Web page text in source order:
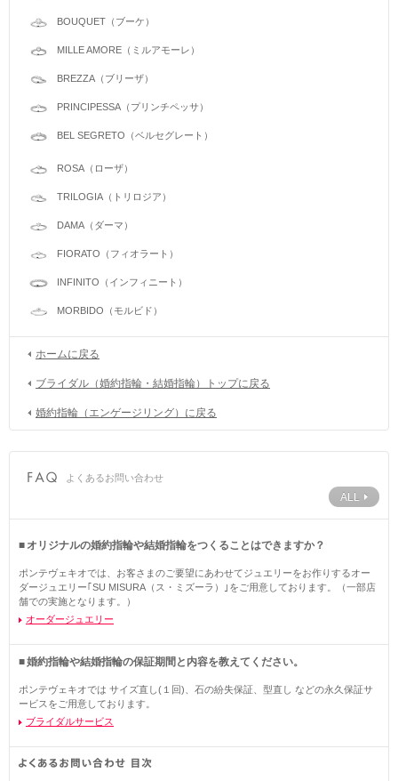
BOUQUET（ブーケ）
MILLE AMORE（ミルアモーレ）
BREZZA（ブリーザ）
PRINCIPESSA（プリンチペッサ）
BEL SEGRETO（ベルセグレート）
ROSA（ローザ）
TRILOGIA（トリロジア）
DAMA（ダーマ）
FIORATO（フィオラート）
INFINITO（インフィニート）
MORBIDO（モルビド）
ホームに戻る
ブライダル（婚約指輪・結婚指輪）トップに戻る
婚約指輪（エンゲージリング）に戻る
よくあるお問い合わせ
ALL
オリジナルの婚約指輪や結婚指輪をつくることはできますか？
ポンテヴェキオでは、お客さまのご要望にあわせてジュエリーをお作りするオー
ダージュエリー｢SU MISURA（ス・ミズーラ）｣をご用意しております。（一部店
舗での実施となります。）
オーダージュエリー
婚約指輪や結婚指輪の保証期間と内容を教えてください。
ポンテヴェキオでは サイズ直し(１回)、石の紛失保証、型直し などの永久保証サ
ービスをご用意しております。
ブライダルサービス